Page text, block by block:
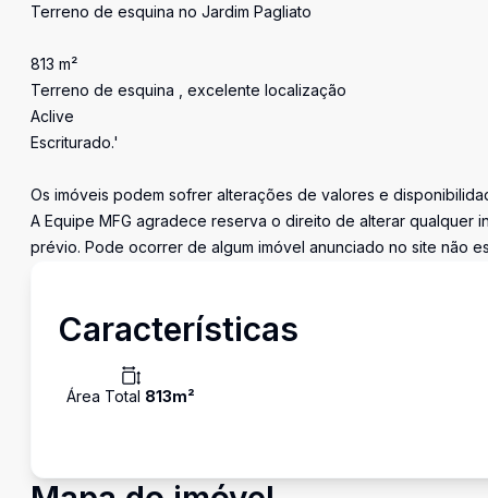
Terreno de esquina no Jardim Pagliato
813 m²
Terreno de esquina , excelente localização
Aclive
Escriturado.'
Os imóveis podem sofrer alterações de valores e
A Equipe MFG agradece reserva o direito de alterar qualquer
prévio. Pode ocorrer de algum imóvel anunciado no site não
Características
Área Total 813m²